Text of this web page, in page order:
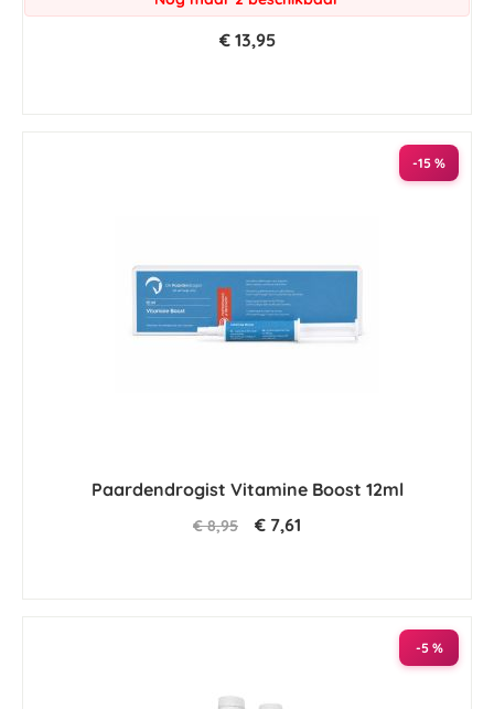
€ 13,95
-15 %
Paardendrogist Vitamine Boost 12ml
€ 8,95 € 7,61
-5 %